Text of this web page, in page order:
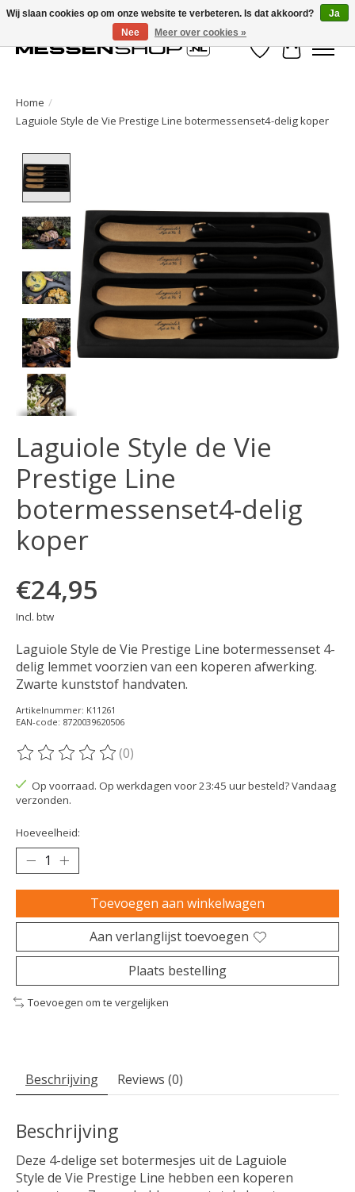
Verlanglijst
Home /
Laguiole Style de Vie Prestige Line botermessenset4-delig koper
Laguiole Style de Vie
Prestige Line
botermessenset4-delig
koper
€24,95
Incl. btw
Laguiole Style de Vie Prestige Line botermessenset 4-
delig lemmet voorzien van een koperen afwerking.
Zwarte kunststof handvaten.
Artikelnummer: K11261
EAN-code: 8720039620506
De beoordeling van dit product is
(0)
Op voorraad. Op werkdagen voor 23:45 uur besteld? Vandaag
verzonden.
Hoeveelheid:
Toevoegen aan winkelwagen
Aan verlanglijst toevoegen
Plaats bestelling
Toevoegen om te vergelijken
Beschrijving Reviews (0)
Beschrijving
Deze 4-delige set botermesjes uit de Laguiole
Style de Vie Prestige Line hebben een koperen
Wij slaan cookies op om onze website te verbeteren. Is dat akkoord?
Ja
Nee
Meer over cookies »